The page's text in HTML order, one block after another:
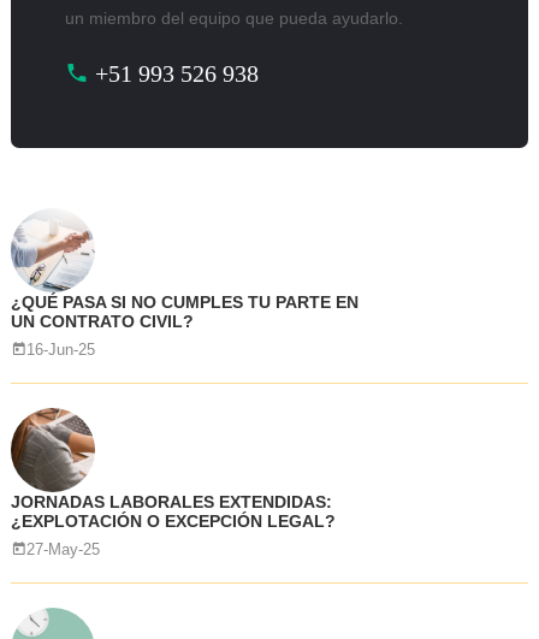
un miembro del equipo que pueda ayudarlo.
+51 993 526 938
¿QUÉ PASA SI NO CUMPLES TU PARTE EN
UN CONTRATO CIVIL?
16-Jun-25
JORNADAS LABORALES EXTENDIDAS:
¿EXPLOTACIÓN O EXCEPCIÓN LEGAL?
27-May-25